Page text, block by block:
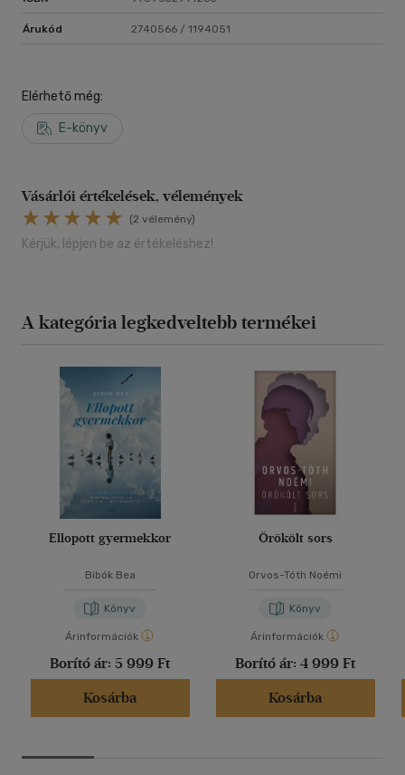
Árukód 2740566 / 1194051
Elérhető még:
E-könyv
Vásárlói értékelések, vélemények
(2 vélemény)
Kérjük, lépjen be az értékeléshez!
A kategória legkedveltebb termékei
Ellopott gyermekkor
Bibók Bea
Könyv
Árinformációk
Borító ár: 5 999 Ft
Kosárba
Örökölt sors
Orvos-Tóth Noémi
Könyv
Árinformációk
Borító ár: 4 999 Ft
Kosárba